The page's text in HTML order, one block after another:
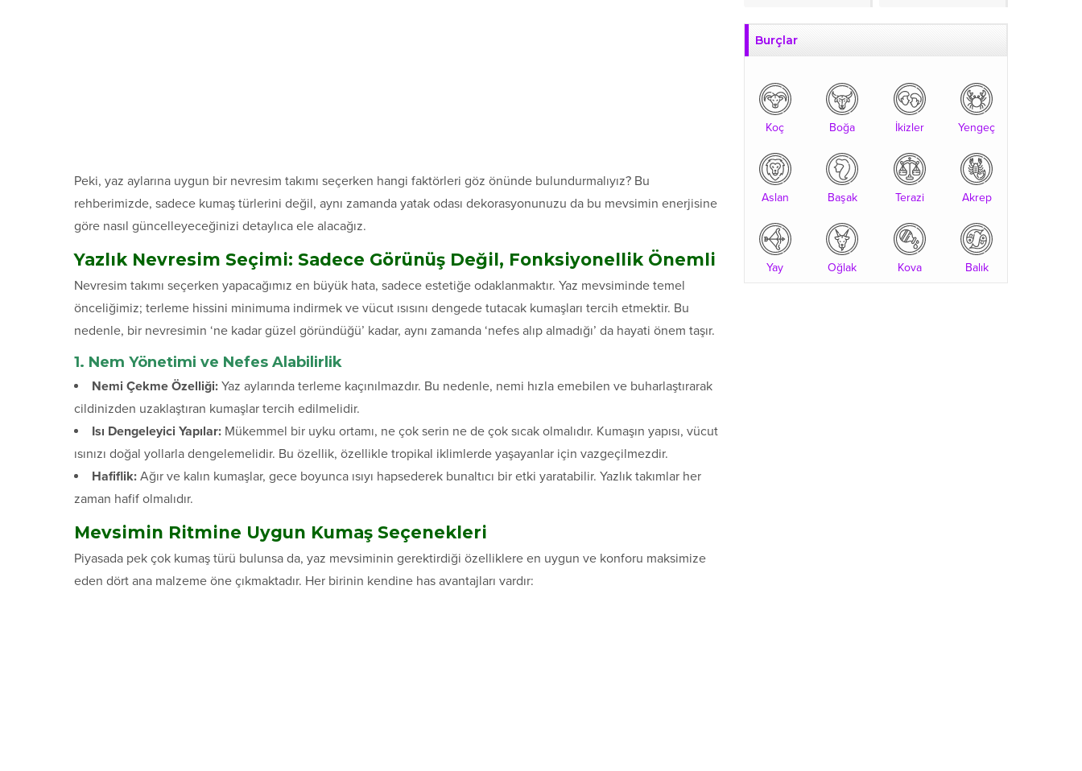
Peki, yaz aylarına uygun bir nevresim takımı seçerken hangi faktörleri göz önünde bulundurmalıyız? Bu
rehberimizde, sadece kumaş türlerini değil, aynı zamanda yatak odası dekorasyonunuzu da bu mevsimin enerjisine
göre nasıl güncelleyeceğinizi detaylıca ele alacağız.
Yazlık Nevresim Seçimi: Sadece Görünüş Değil, Fonksiyonellik Önemli
Nevresim takımı seçerken yapacağımız en büyük hata, sadece estetiğe odaklanmaktır. Yaz mevsiminde temel
önceliğimiz; terleme hissini minimuma indirmek ve vücut ısısını dengede tutacak kumaşları tercih etmektir. Bu
nedenle, bir nevresimin ‘ne kadar güzel göründüğü’ kadar, aynı zamanda ‘nefes alıp almadığı’ da hayati önem taşır.
1. Nem Yönetimi ve Nefes Alabilirlik
Nemi Çekme Özelliği: Yaz aylarında terleme kaçınılmazdır. Bu nedenle, nemi hızla emebilen ve buharlaştırarak
cildinizden uzaklaştıran kumaşlar tercih edilmelidir.
Isı Dengeleyici Yapılar: Mükemmel bir uyku ortamı, ne çok serin ne de çok sıcak olmalıdır. Kumaşın yapısı, vücut
ısınızı doğal yollarla dengelemelidir. Bu özellik, özellikle tropikal iklimlerde yaşayanlar için vazgeçilmezdir.
Hafiflik: Ağır ve kalın kumaşlar, gece boyunca ısıyı hapsederek bunaltıcı bir etki yaratabilir. Yazlık takımlar her
zaman hafif olmalıdır.
Mevsimin Ritmine Uygun Kumaş Seçenekleri
Piyasada pek çok kumaş türü bulunsa da, yaz mevsiminin gerektirdiği özelliklere en uygun ve konforu maksimize
eden dört ana malzeme öne çıkmaktadır. Her birinin kendine has avantajları vardır:
Burçlar
Koç Boğa İkizler Yengeç
Aslan Başak Terazi Akrep
Yay Oğlak Kova Balık